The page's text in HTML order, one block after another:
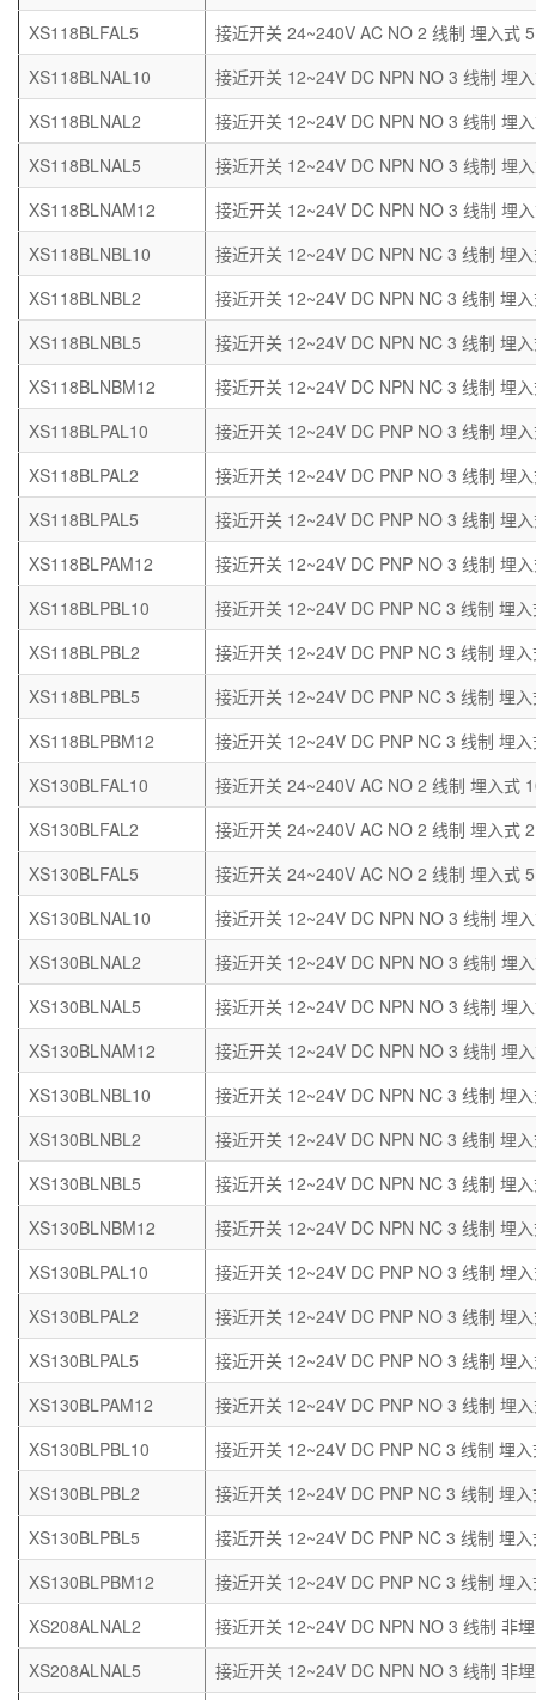
XS118BLFAL5
接近开关 24~240V AC NO 2 线制 埋入式
XS118BLNAL10
接近开关 12~24V DC NPN NO 3 线制 埋
XS118BLNAL2
接近开关 12~24V DC NPN NO 3 线制 埋
XS118BLNAL5
接近开关 12~24V DC NPN NO 3 线制 埋
XS118BLNAM12
接近开关 12~24V DC NPN NO 3 线制 埋
XS118BLNBL10
接近开关 12~24V DC NPN NC 3 线制 埋
XS118BLNBL2
接近开关 12~24V DC NPN NC 3 线制 埋
XS118BLNBL5
接近开关 12~24V DC NPN NC 3 线制 埋
XS118BLNBM12
接近开关 12~24V DC NPN NC 3 线制 埋
XS118BLPAL10
接近开关 12~24V DC PNP NO 3 线制 埋
XS118BLPAL2
接近开关 12~24V DC PNP NO 3 线制 埋
XS118BLPAL5
接近开关 12~24V DC PNP NO 3 线制 埋
XS118BLPAM12
接近开关 12~24V DC PNP NO 3 线制 埋
XS118BLPBL10
接近开关 12~24V DC PNP NC 3 线制 埋
XS118BLPBL2
接近开关 12~24V DC PNP NC 3 线制 埋
XS118BLPBL5
接近开关 12~24V DC PNP NC 3 线制 埋
XS118BLPBM12
接近开关 12~24V DC PNP NC 3 线制 埋
XS130BLFAL10
接近开关 24~240V AC NO 2 线制 埋入式
XS130BLFAL2
接近开关 24~240V AC NO 2 线制 埋入式
XS130BLFAL5
接近开关 24~240V AC NO 2 线制 埋入式
XS130BLNAL10
接近开关 12~24V DC NPN NO 3 线制 埋
XS130BLNAL2
接近开关 12~24V DC NPN NO 3 线制 埋
XS130BLNAL5
接近开关 12~24V DC NPN NO 3 线制 埋
XS130BLNAM12
接近开关 12~24V DC NPN NO 3 线制 埋
XS130BLNBL10
接近开关 12~24V DC NPN NC 3 线制 埋
XS130BLNBL2
接近开关 12~24V DC NPN NC 3 线制 埋
XS130BLNBL5
接近开关 12~24V DC NPN NC 3 线制 埋
XS130BLNBM12
接近开关 12~24V DC NPN NC 3 线制 埋
XS130BLPAL10
接近开关 12~24V DC PNP NO 3 线制 埋
XS130BLPAL2
接近开关 12~24V DC PNP NO 3 线制 埋
XS130BLPAL5
接近开关 12~24V DC PNP NO 3 线制 埋
XS130BLPAM12
接近开关 12~24V DC PNP NO 3 线制 埋
XS130BLPBL10
接近开关 12~24V DC PNP NC 3 线制 埋
XS130BLPBL2
接近开关 12~24V DC PNP NC 3 线制 埋
XS130BLPBL5
接近开关 12~24V DC PNP NC 3 线制 埋
XS130BLPBM12
接近开关 12~24V DC PNP NC 3 线制 埋
XS208ALNAL2
接近开关 12~24V DC NPN NO 3 线制 非
XS208ALNAL5
接近开关 12~24V DC NPN NO 3 线制 非